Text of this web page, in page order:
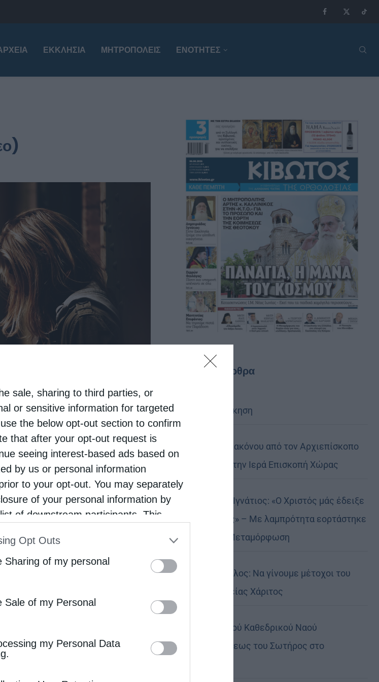
sale, sharing to third parties, or
or sensitive information for targeted
the below opt-out section to confirm
that after your opt-out request is
seeing interest-based ads based on
by us or personal information
to your opt-out. You may separately
of your personal information by
of downstream participants. This
Participantsthat may further disclose it to
Opt Outs
of my personal
Sale of my Personal
my Personal Data
ΕΚΚΛΗΣΊΑ ΜΗΤΡΟΠΌΛΕΙΣ ΕΝΟΤΗΤΕΣ
Επόμενο άρθρο
Τελευταία άρθρα
Κακό και εκδίκηση
Χειροτονία Διακόνου από τον Αρχιεπίσκοπο
Αυστραλίας στην Ιερά Επισκοπή Χώρας
Δημητριάδος Ιγνάτιος: «Ο Χριστός μάς έδειξε
το μέλλον μας» – Με λαμπρότητα εορτάστηκε
στον Βόλο η Μεταμόρφωση
Κορίνθου Παύλος: Να γίνουμε μέτοχοι του
φωτός της Θείας Χάριτος
Πανήγυρη Ιερού Καθεδρικού Ναού
Μεταμορφώσεως του Σωτήρος στο